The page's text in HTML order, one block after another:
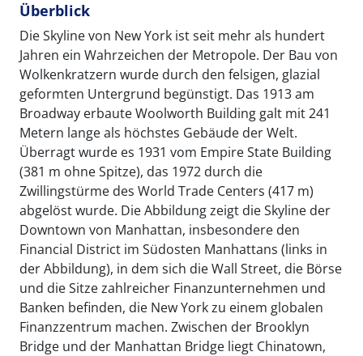
Überblick
Die Skyline von New York ist seit mehr als hundert
Jahren ein Wahrzeichen der Metropole. Der Bau von
Wolkenkratzern wurde durch den felsigen, glazial
geformten Untergrund begünstigt. Das 1913 am
Broadway erbaute Woolworth Building galt mit 241
Metern lange als höchstes Gebäude der Welt.
Überragt wurde es 1931 vom Empire State Building
(381 m ohne Spitze), das 1972 durch die
Zwillingstürme des World Trade Centers (417 m)
abgelöst wurde. Die Abbildung zeigt die Skyline der
Downtown von Manhattan, insbesondere den
Financial District im Südosten Manhattans (links in
der Abbildung), in dem sich die Wall Street, die Börse
und die Sitze zahlreicher Finanzunternehmen und
Banken befinden, die New York zu einem globalen
Finanzzentrum machen. Zwischen der Brooklyn
Bridge und der Manhattan Bridge liegt Chinatown,